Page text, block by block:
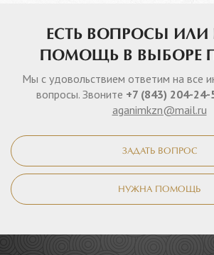
ЕСТЬ ВОПРОСЫ
ПОМОЩЬ В ВЫБОРЕ
Мы с удовольствием ответим на все
вопросы. Звоните +7 (843) 204-24-
aganimkzn@mail.ru
ЗАДАТЬ ВОПРОС
НУЖНА ПОМОЩЬ